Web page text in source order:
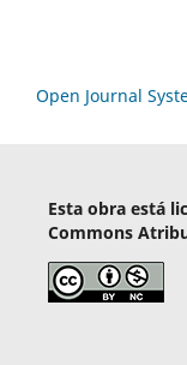
Open Journal
Esta obra está
Commons